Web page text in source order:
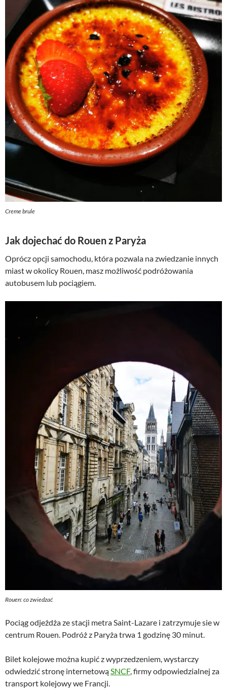
Creme brule
Jak dojechać do Rouen z Paryża
Oprócz opcji samochodu, która pozwala na zwiedzanie innych
miast w okolicy Rouen, masz możliwość podróżowania
autobusem lub pociągiem.
Rouen: co zwiedzać
Pociąg odjeżdża ze stacji metra Saint-Lazare i zatrzymuje sie w
centrum Rouen. Podróż z Paryża trwa 1 godzinę 30 minut.
Bilet kolejowe można kupić z wyprzedzeniem, wystarczy
odwiedzić stronę internetową SNCF, firmy odpowiedzialnej za
transport kolejowy we Francji.